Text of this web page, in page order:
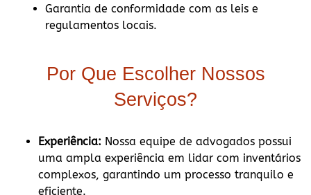
Garantia de conformidade com as leis e
regulamentos locais.
Por Que Escolher Nossos
Serviços?
Experiência: Nossa equipe de advogados possui
uma ampla experiência em lidar com inventários
complexos, garantindo um processo tranquilo e
eficiente.